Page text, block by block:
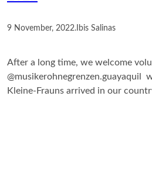
9 November, 2022. Ibis Salinas
After a long time, we welcome
@musikerohnegrenzen.guayaquil
Kleine-Frauns arrived in our